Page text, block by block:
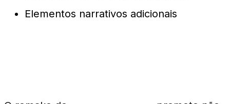
Elementos narrativos adicionais